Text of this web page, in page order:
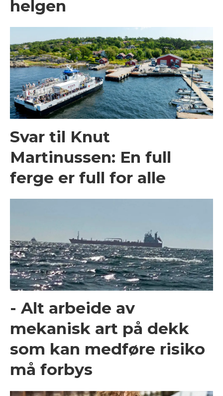
helgen
Svar til Knut
Martinussen: En full
ferge er full for alle
- Alt arbeide av
mekanisk art på dekk
som kan medføre risiko
må forbys